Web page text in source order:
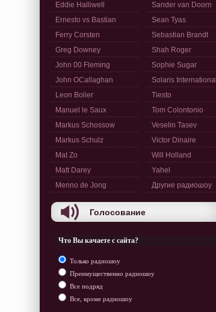
Eddie Halliwell
Ernesto vs Bastian
Ferry Corsten
Greg Downey
John 00 Fleming
John OCallaghan
Leon Bolier
Manuel le Saux
Markus Schossow
Markus Schulz
Mat Zo
Matt Darey
Menno de Jong
Sander van Doorn
Sean Tyas
Sebastian Brandt
Shah Roger
Sophie Sugar
Solaris International
Tiesto
Tom Colontonio
Veselin Tasev
Victor Dinaire
Will Holland
Yahel
Другие радиошоу
Голосование
Что Вы качаете с сайта?
Только радиошоу
Преимущественно радиошоу
Все подряд
Все, кроме радиошоу